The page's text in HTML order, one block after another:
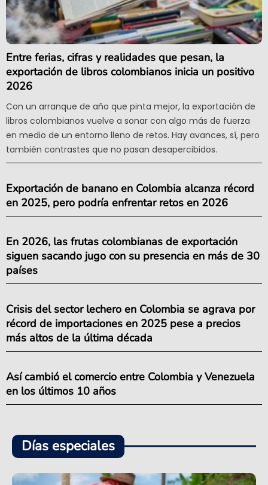
Entre ferias, cifras y realidades que pesan, la
exportación de libros colombianos inicia un positivo
2026
Con un arranque de año que pinta mejor, la exportación de
libros colombianos vuelve a sonar con algo más de fuerza
en medio de un entorno lleno de retos. Hay avances, sí, pero
también contrastes que no pasan desapercibidos.
Exportación de banano en Colombia alcanza récord
en 2025, pero podría enfrentar retos en 2026
En 2026, las frutas colombianas de exportación
siguen sacando jugo con su presencia en más de 30
países
Crisis del sector lechero en Colombia se agrava por
récord de importaciones en 2025 pese a precios
más altos de la última década
Así cambió el comercio entre Colombia y Venezuela
en los últimos 10 años
Días especiales